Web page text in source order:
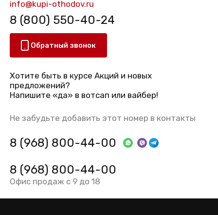
info@kupi-othodov.ru
8 (800) 550-40-24
Обратный звонок
Хотите быть в курсе Акций и новых
предложений?
Напишите «да» в вотсап или вайбер!
Не забудьте добавить этот номер в контакты
8 (968) 800-44-00
8 (968) 800-44-00
Офис продаж с 9 до 18